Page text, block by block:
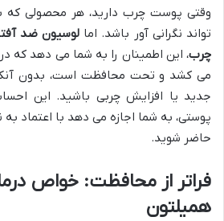
وقتی پوست چرب دارید، هر محصولی که
تواند نگرانی آور باشد. اما لوسیون ضد
چرب، این اطمینان را به شما می دهد که
می کشد و تحت محافظت است، بدون
جدید یا افزایش چربی باشید. این
پوستی، به شما اجازه می دهد با اعتماد
حاضر شوید.
فراتر از محافظت: خواص
همیلتون